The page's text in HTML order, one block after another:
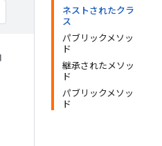
ネストされたクラ
ス
パブリックメソッ
ド
継承されたメソッ
ド
パブリックメソッ
ド